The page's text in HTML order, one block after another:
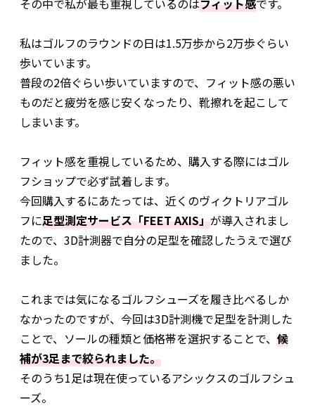
その中で私が最も重視しているのはフィット感です。
私はゴルフのラウンドの日は1.5万歩から2万歩ぐらい
歩いています。
普段の2倍ぐらい歩いていますので、フィット感の悪い
ものだと疲労を感じ安くなったり、靴擦れを起こして
しまいます。
フィット感を重視しているため、購入する際にはゴル
フショップで必ず試着します。
今回購入するにあたっては、近くのヴィクトリアゴル
フに足型測定サービス「FEET AXIS」が導入されまし
たので、3D計測器で自分の足型を確認したうえで選び
ました。
これまでは気になるゴルフシューズを履き比べるしか
なかったのですが、今回は3D計測機で足型を計測した
ことで、ソールの種類と価格帯を選択することで、 候
補が3足まで絞られました。
そのうち1足は現在使っているアシックスのゴルフシュ
ーズ。